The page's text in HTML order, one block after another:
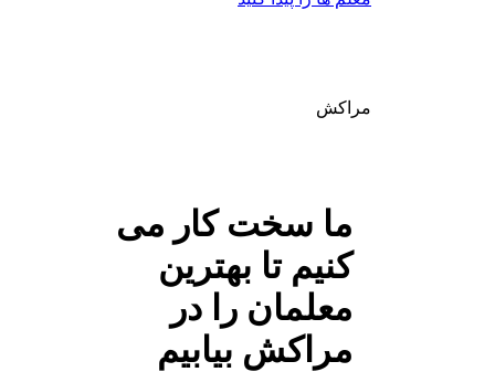
مراکش
ما سخت کار می
کنیم تا بهترین
معلمان را در
مراکش بیابیم